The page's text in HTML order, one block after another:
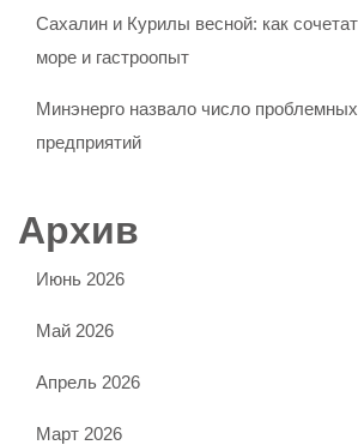
Сахалин и Курилы весной: как
море и гастроопыт
Минэнерго назвало число
предприятий
Архив
Июнь 2026
Май 2026
Апрель 2026
Март 2026